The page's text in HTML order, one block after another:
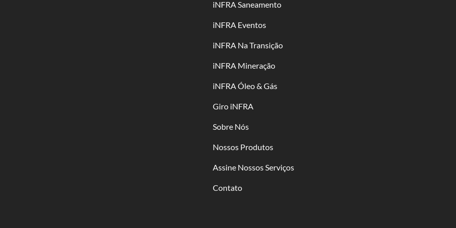
iNFRA Saneamento
iNFRA Eventos
iNFRA Na Transição
iNFRA Mineração
iNFRA Óleo & Gás
Giro iNFRA
Sobre Nós
Nossos Produtos
Assine Nossos Serviços
Contato